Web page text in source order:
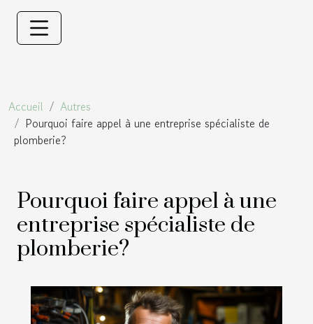
Accueil
Autres
Pourquoi faire appel à une entreprise spécialiste de
plomberie?
Pourquoi faire appel à une
entreprise spécialiste de
plomberie?